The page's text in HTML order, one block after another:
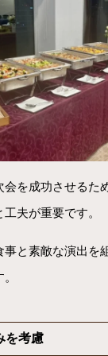
会を成功させるた
夫が重要です。
事と素敵な演出を
を考慮